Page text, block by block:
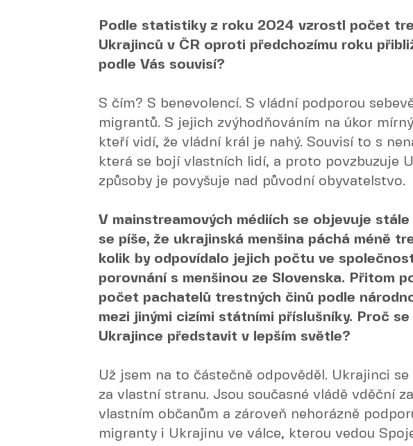
Podle statistiky z roku 2024 vzrostl počet
Ukrajinců v ČR oproti předchozímu roku
podle Vás souvisí?
S čím? S benevolencí. S vládní podporou
migrantů. S jejich zvýhodňováním na úkor
kteří vidí, že vládní král je nahý. Souvisí to s
která se bojí vlastních lidí, a proto povzbuzuje
způsoby je povyšuje nad původní obyvatelstvo.
V mainstreamových médiích se objevuje
se píše, že ukrajinská menšina páchá méně
kolik by odpovídalo jejich počtu ve
porovnání s menšinou ze Slovenska. Přitom
počet pachatelů trestných činů podle
mezi jinými cizími státními příslušníky. Proč se
Ukrajince představit v lepším světle?
Už jsem na to částečně odpověděl. Ukrajinci
za vlastní stranu. Jsou současné vládě vděční
vlastním občanům a zároveň nehorázně
migranty i Ukrajinu ve válce, kterou vedou